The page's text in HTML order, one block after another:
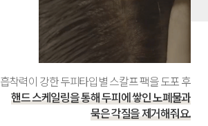
흡착력이 강한 두피타입별 스칼프 팩을 도포 후
핸드 스케일링을 통해 두피에 쌓인 노폐물과
묵은 각질을 제거해줘요.